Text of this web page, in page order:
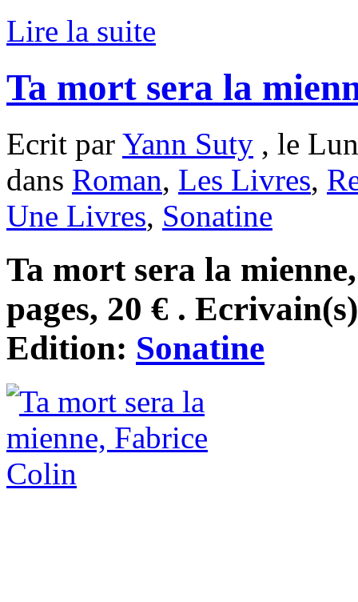
Lire la suite
Ta mort sera la
Ecrit par Yann Suty , le
dans Roman, Les Livres,
Une Livres, Sonatine
Ta mort sera la
pages, 20 € .
Edition: Sonatine